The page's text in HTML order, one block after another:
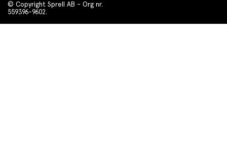
© Copyright Sprell AB - Org nr.
559396-9602.